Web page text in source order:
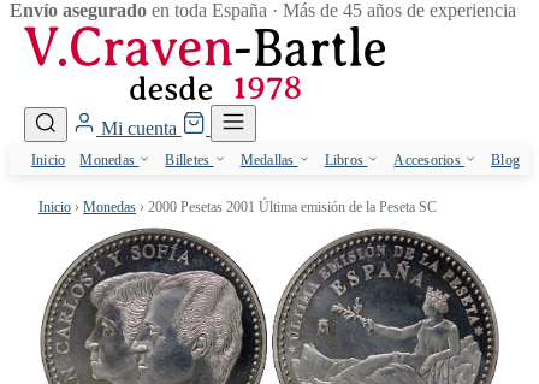
Envío asegurado en toda España · Más de 45 años de experiencia
Mi cuenta
Inicio Monedas Billetes Medallas Libros Accesorios Blog
Inicio › Monedas › 2000 Pesetas 2001 Última emisión de la Peseta SC